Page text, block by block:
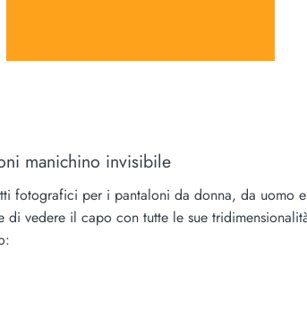
manichino invisibile
fotografici per i pantaloni da donna, da uomo
di vedere il capo con tutte le sue